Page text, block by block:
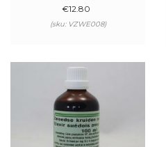
€12.80
(sku: VZWE008)